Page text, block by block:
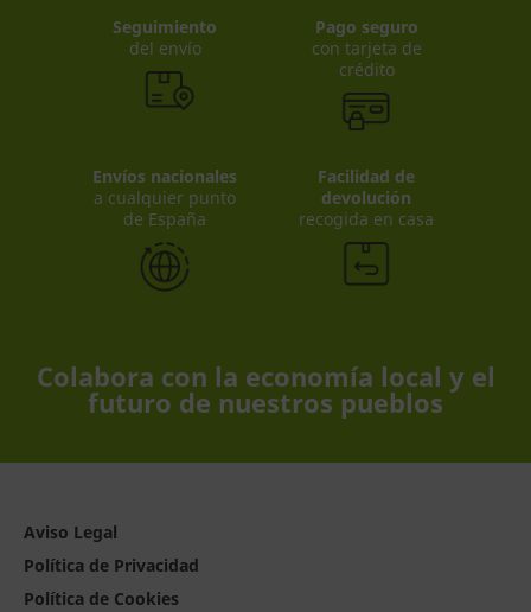
Seguimiento
del envío
Pago seguro
con tarjeta de
crédito
Envíos nacionales
a cualquier punto
de España
Facilidad de
devolución
recogida en casa
Colabora con la economía local y el
futuro de nuestros pueblos
Aviso Legal
Política de Privacidad
Política de Cookies